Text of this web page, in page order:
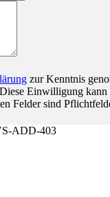
zur Kenntnis
Einwilligung
Felder sind
ADD-403